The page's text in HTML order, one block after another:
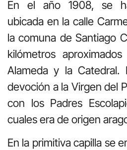
En el año 1908, se
ubicada en la calle
la comuna de Santiago
kilómetros
Alameda y la Catedral.
devoción a la Virgen del
con los Padres
cuales era de origen
En la primitiva capilla se